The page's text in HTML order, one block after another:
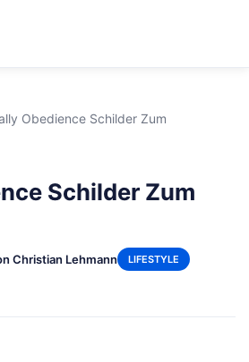
Obedience Schilder Zum
Schilder Zum
Christian Lehmann LIFESTYLE